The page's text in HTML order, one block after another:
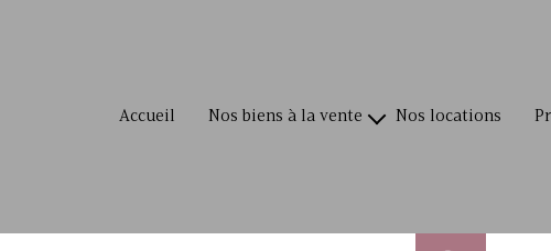
accueil nos biens à la vente nos locations